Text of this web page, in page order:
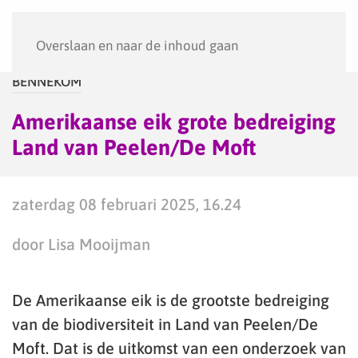
Overslaan en naar de inhoud gaan
BENNEKOM
Amerikaanse eik grote bedreiging
Land van Peelen/De Moft
zaterdag 08 februari 2025, 16.24
door Lisa Mooijman
De Amerikaanse eik is de grootste bedreiging
van de biodiversiteit in Land van Peelen/De
Moft. Dat is de uitkomst van een onderzoek van